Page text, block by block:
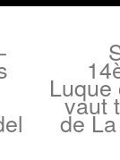
vaut
de